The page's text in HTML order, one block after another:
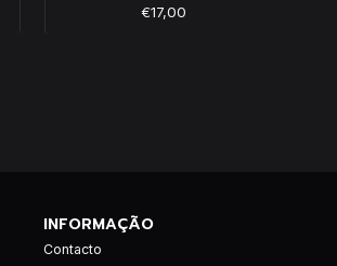
€17,00
INFORMAÇÃO
Contacto